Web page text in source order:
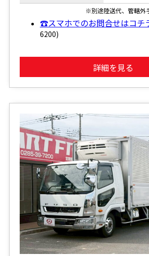
※別途陸送代、管轄外
☎スマホでのお問合せはコチ
6200)
詳細を見る